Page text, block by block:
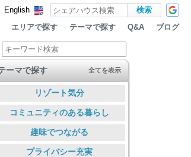
English
エリアで探す テーマで探す Q&A ブログ
ーマで探す 全てを表示
リゾート気分
コミュニティのある暮らし
趣味でつながる
プライバシー充実